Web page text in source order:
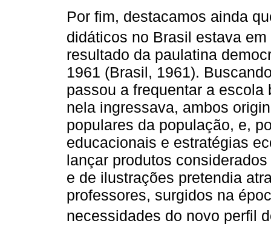
Por fim, destacamos ainda
didáticos no Brasil estava
resultado da paulatina
1961 (Brasil, 1961).
passou a frequentar a
nela ingressava, ambos
populares da população, e,
educacionais e estratégias
lançar produtos
e de ilustrações pretendia
professores, surgidos na
necessidades do novo perfil